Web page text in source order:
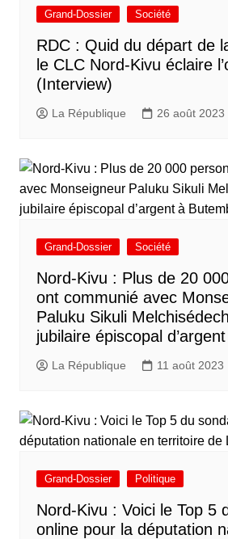
Grand-Dossier Société
RDC : Quid du départ de
le CLC Nord-Kivu éclaire
(Interview)
La République 26 août 2023
Grand-Dossier Société
Nord-Kivu : Plus de 20
ont communié avec
Paluku Sikuli
jubilaire épiscopal
La République 11 août 2023
Grand-Dossier Politique
Nord-Kivu : Voici le Top 5
online pour la députation